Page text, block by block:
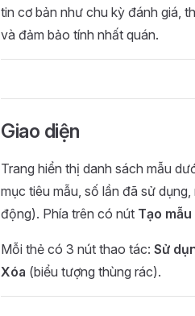
tin cơ bản như chu kỳ đánh giá,
và đảm bảo tính nhất quán.
Giao diện
Trang hiển thị danh sách mẫu
mục tiêu mẫu, số lần đã sử
động). Phía trên có nút Tạo mẫu
Mỗi thẻ có 3 nút thao tác: Sử
Xóa (biểu tượng thùng rác).